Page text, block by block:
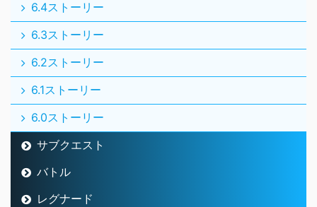
6.4ストーリー
6.3ストーリー
6.2ストーリー
6.1ストーリー
6.0ストーリー
サブクエスト
バトル
レグナード